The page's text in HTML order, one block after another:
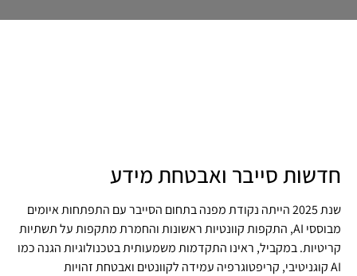
חדשות סייבר ואבטחת מידע
שנת 2025 הייתה נקודת מפנה בתחום הסייבר עם התפתחות איומים
מבוססי AI, התקפות קוונטיות ראשונות והחמרת מתקפות על תשתיות
קריטיות. במקביל, ראינו התקדמות משמעותית בטכנולוגיות הגנה כמו
AI קוגניטיבי, קריפטוגרפיה עמידה לקוונטים ואבטחת זהויות